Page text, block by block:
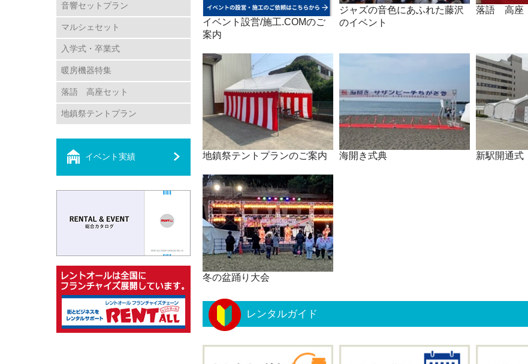
音響セットプラン
マルシェセット
入学式・卒業式
暖房機器特集
落語 高座セット
地鎮祭テントプラン
イベント実績
イベント設営/施工.COMのご
案内
ジャズの音色にあふれた藤沢
のイベント
落語 高座
地鎮祭テントプランのご案内 海開き式典 新駅開通式
冬の盆踊り大会
レンタルガイド